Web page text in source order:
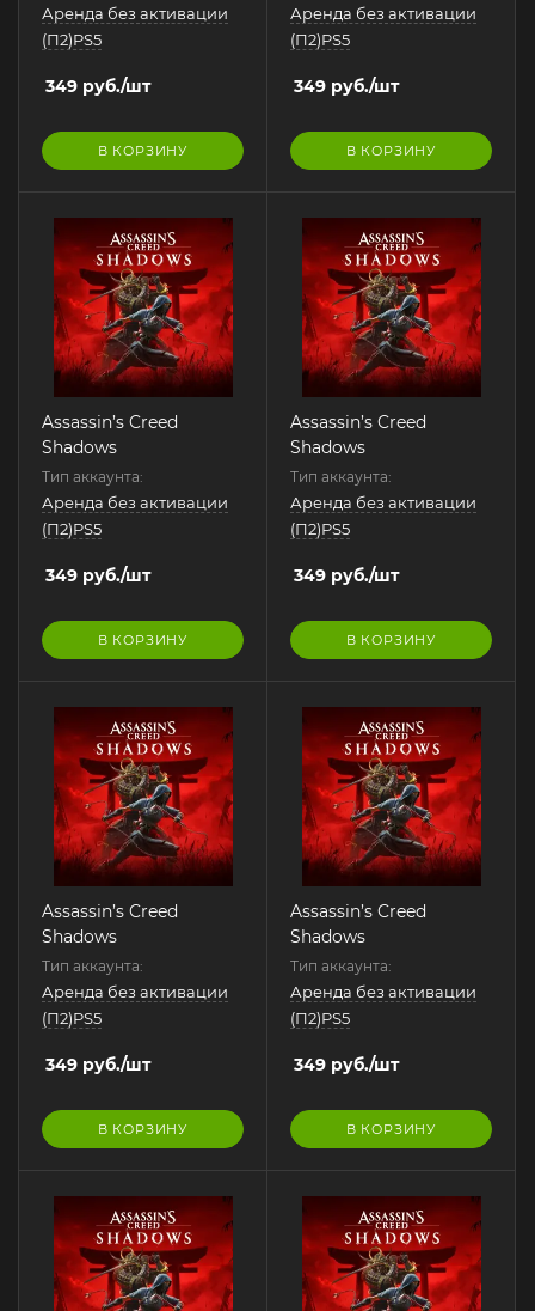
Аренда без активации
(П2)PS5
349 руб./шт
В КОРЗИНУ
Аренда без активации
(П2)PS5
349 руб./шт
В КОРЗИНУ
Assassin’s Creed
Shadows
Тип аккаунта:
Аренда без активации
(П2)PS5
349 руб./шт
В КОРЗИНУ
Assassin’s Creed
Shadows
Тип аккаунта:
Аренда без активации
(П2)PS5
349 руб./шт
В КОРЗИНУ
Assassin’s Creed
Shadows
Тип аккаунта:
Аренда без активации
(П2)PS5
349 руб./шт
В КОРЗИНУ
Assassin’s Creed
Shadows
Тип аккаунта:
Аренда без активации
(П2)PS5
349 руб./шт
В КОРЗИНУ